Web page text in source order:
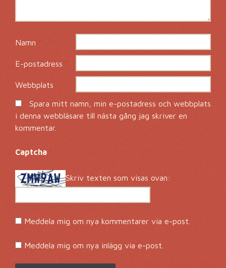
Namn *
E-postadress *
Webbplats
Spara mitt namn, min e-postadress och webbplats
i denna webbläsare till nästa gång jag skriver en
kommentar.
Captcha *
Skriv texten som visas ovan:
Meddela mig om nya kommentarer via e-post.
Meddela mig om nya inlägg via e-post.